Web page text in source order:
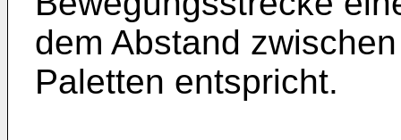
dem Abstand
Paletten entspricht.